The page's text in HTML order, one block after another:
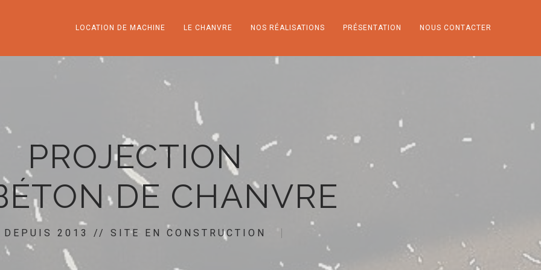
LOCATION DE MACHINE LE CHANVRE NOS RÉALISATIONS PRÉSENTATION NOUS CONTACTER
PROJECTION
DE CHANVRE
DEPUIS 2013 // SITE EN CONSTRUCTION